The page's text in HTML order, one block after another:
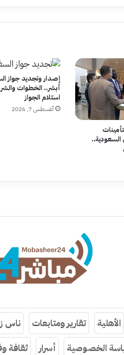
السعودية..
إصدار وتجديد جواز
أبشر.. الخطوات
استلام الجواز
أغسطس 7, 2026
الأهلية تقارير ومتابعات ناس
الخصوصية أسرار ثقافة